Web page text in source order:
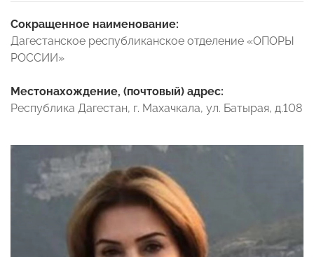
Сокращенное наименование:
Дагестанское республиканское отделение «ОПОРЫ
РОССИИ»
Местонахождение, (почтовый) адрес:
Республика Дагестан, г. Махачкала, ул. Батырая, д.108